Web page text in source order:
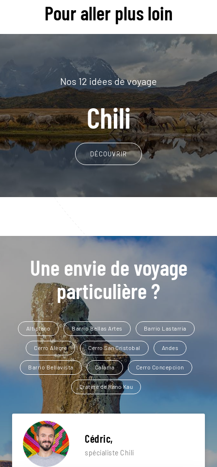
Pour aller plus loin
Nos 12 idées de voyage
Chili
DÉCOUVRIR
Une envie de voyage
particulière ?
Altiplano Barrio Bellas Artes Barrio Lastarria
Cerro Alegre Cerro San Cristobal Andes
Barrio Bellavista Calama Cerro Concepcion
Cratère de Rano Kau
Cédric,
spécialiste Chili